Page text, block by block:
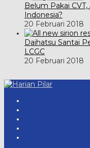
Belum Pakai
Indonesia?
20 Februari 2018
Daihatsu Santai
LCGC
20 Februari 2018